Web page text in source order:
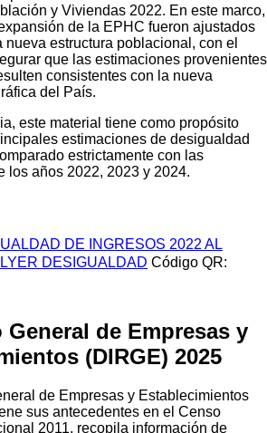
los índices de desigualdad más
para los últimos 4 años con el fin
estrictamente la evolución de los
en cuenta la actualización en la serie
monetaria correspondiente al periodo
actualización responde a la
agosto de 2025, de las nuevas
población derivadas del Censo
y Viviendas 2022. En este marco,
de la EPHC fueron ajustados
que las estimaciones provenientes
consistentes con la nueva
del País.
este material tiene como propósito
estimaciones de desigualdad
DESIGUALDADCódigo QR: